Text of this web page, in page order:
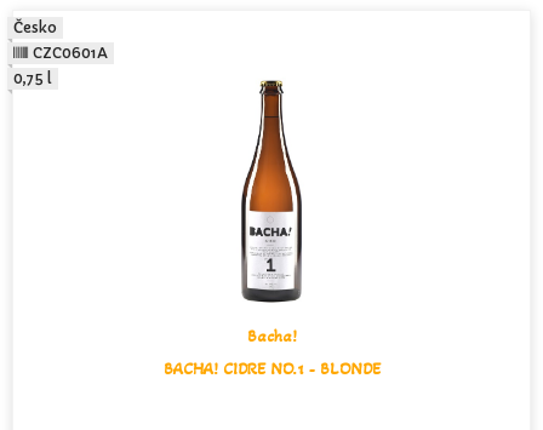
Bacha!
BACHA! CIDRE NO.1 - BLONDE
Česko
CZC0601A
0,75 l